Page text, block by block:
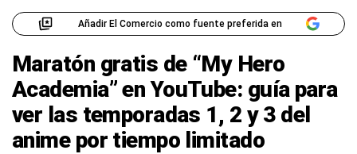
Añadir El Comercio como fuente preferida en
Maratón gratis de “My Hero
Academia” en YouTube: guía para
ver las temporadas 1, 2 y 3 del
anime por tiempo limitado